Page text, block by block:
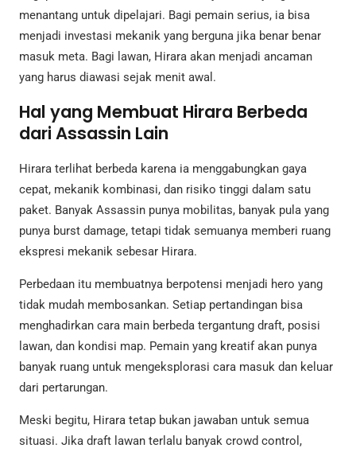
menantang untuk dipelajari. Bagi pemain serius, ia bisa
menjadi investasi mekanik yang berguna jika benar benar
masuk meta. Bagi lawan, Hirara akan menjadi ancaman
yang harus diawasi sejak menit awal.
Hal yang Membuat Hirara Berbeda
dari Assassin Lain
Hirara terlihat berbeda karena ia menggabungkan gaya
cepat, mekanik kombinasi, dan risiko tinggi dalam satu
paket. Banyak Assassin punya mobilitas, banyak pula yang
punya burst damage, tetapi tidak semuanya memberi ruang
ekspresi mekanik sebesar Hirara.
Perbedaan itu membuatnya berpotensi menjadi hero yang
tidak mudah membosankan. Setiap pertandingan bisa
menghadirkan cara main berbeda tergantung draft, posisi
lawan, dan kondisi map. Pemain yang kreatif akan punya
banyak ruang untuk mengeksplorasi cara masuk dan keluar
dari pertarungan.
Meski begitu, Hirara tetap bukan jawaban untuk semua
situasi. Jika draft lawan terlalu banyak crowd control,